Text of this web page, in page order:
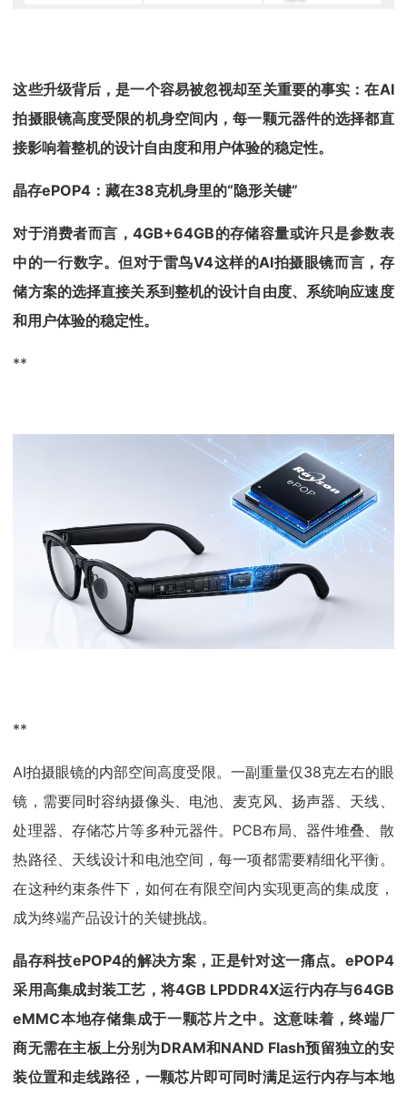
这些升级背后，是一个容易被忽视却至关重要的事实：在AI
拍摄眼镜高度受限的机身空间内，每一颗元器件的选择都直
接影响着整机的设计自由度和用户体验的稳定性。
晶存ePOP4：藏在38克机身里的“隐形关键”
对于消费者而言，4GB+64GB的存储容量或许只是参数表
中的一行数字。但对于雷鸟V4这样的AI拍摄眼镜而言，存
储方案的选择直接关系到整机的设计自由度、系统响应速度
和用户体验的稳定性。
**
**
AI拍摄眼镜的内部空间高度受限。一副重量仅38克左右的眼
镜，需要同时容纳摄像头、电池、麦克风、扬声器、天线、
处理器、存储芯片等多种元器件。PCB布局、器件堆叠、散
热路径、天线设计和电池空间，每一项都需要精细化平衡。
在这种约束条件下，如何在有限空间内实现更高的集成度，
成为终端产品设计的关键挑战。
晶存科技ePOP4的解决方案，正是针对这一痛点。ePOP4
采用高集成封装工艺，将4GB LPDDR4X运行内存与64GB
eMMC本地存储集成于一颗芯片之中。这意味着，终端厂
商无需在主板上分别为DRAM和NAND Flash预留独立的安
装位置和走线路径，一颗芯片即可同时满足运行内存与本地